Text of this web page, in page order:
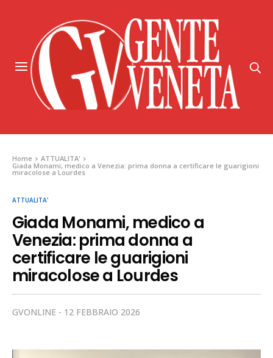
Home
ATTUALITA'
Giada Monami, medico a Venezia: prima donna a certificare le guarigioni
miracolose a Lourdes
ATTUALITA'
Giada Monami, medico a
Venezia: prima donna a
certificare le guarigioni
miracolose a Lourdes
GVONLINE 12 FEBBRAIO 2026